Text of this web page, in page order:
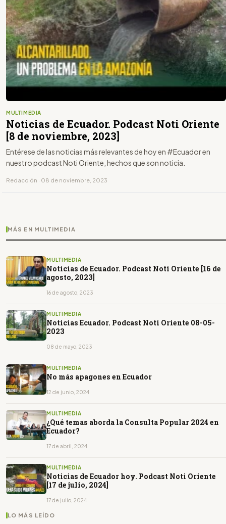
MULTIMEDIA
Noticias de Ecuador. Podcast Noti Oriente
[8 de noviembre, 2023]
Entérese de las noticias más relevantes de hoy en #Ecuador en
nuestro podcast Noti Oriente, hechos que son noticia.
Redacción · 08 de noviembre, 2023
MÁS EN MULTIMEDIA
MULTIMEDIA
Noticias de Ecuador. Podcast Noti Oriente [16 de
agosto, 2023]
16 de agosto, 2023
MULTIMEDIA
Noticias Ecuador. Podcast Noti Oriente 08-05-
2023
08 de mayo, 2023
MULTIMEDIA
No más apagones en Ecuador
12 de junio, 2024
MULTIMEDIA
¿Qué temas aborda la Consulta Popular 2024 en
Ecuador?
17 de abril, 2024
MULTIMEDIA
Noticias de Ecuador hoy. Podcast Noti Oriente
[17 de julio, 2024]
17 de julio, 2024
LO MÁS LEÍDO